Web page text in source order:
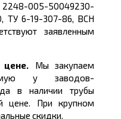
005-50049230-
ТУ 6-19-307-86, ВСН
заявленным
Мы закупаем
у заводов-
в наличии трубы
цене. При крупном
скидки.